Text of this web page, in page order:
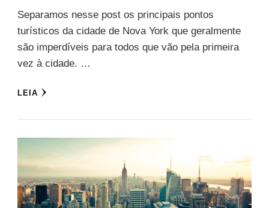
Separamos nesse post os principais pontos
turísticos da cidade de Nova York que geralmente
são imperdíveis para todos que vão pela primeira
vez à cidade. …
LEIA